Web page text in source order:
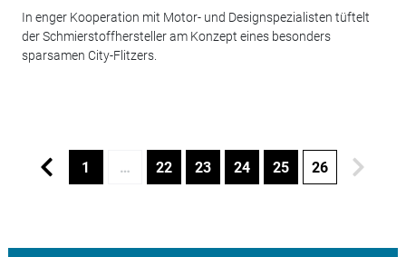
In enger Kooperation mit Motor- und Designspezialisten tüftelt
der Schmierstoffhersteller am Konzept eines besonders
sparsamen City-Flitzers.
1 … 22 23 24 25 26